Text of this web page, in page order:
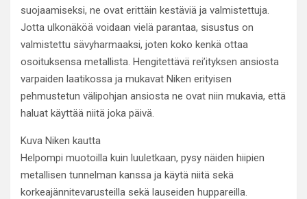
suojaamiseksi, ne ovat erittäin kestäviä ja valmistettuja.
Jotta ulkonäköä voidaan vielä parantaa, sisustus on
valmistettu sävyharmaaksi, joten koko kenkä ottaa
osoituksensa metallista. Hengitettävä rei’ityksen ansiosta
varpaiden laatikossa ja mukavat Niken erityisen
pehmustetun välipohjan ansiosta ne ovat niin mukavia, että
haluat käyttää niitä joka päivä.
Kuva Niken kautta
Helpompi muotoilla kuin luuletkaan, pysy näiden hiipien
metallisen tunnelman kanssa ja käytä niitä sekä
korkeajännitevarusteilla sekä lauseiden huppareilla.